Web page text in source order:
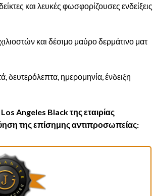
και λευκές φωσφορίζουσες ενδείξεις
και δέσιμο μαύρο δερμάτινο ματ
δευτερόλεπτα, ημερομηνία, ένδειξη
Angeles Black της εταιρίας
της επίσημης αντιπροσωπείας: